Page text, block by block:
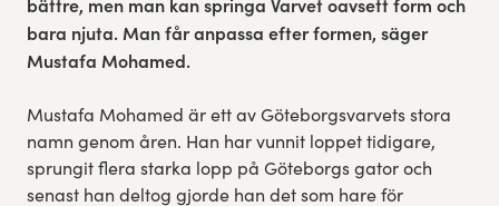
bara njuta. Man får anpassa efter formen, säger
Mustafa Mohamed.
Mustafa Mohamed är ett av Göteborgsvarvets stora
namn genom åren. Han har vunnit loppet tidigare,
sprungit flera starka lopp på Göteborgs gator och
senast han deltog gjorde han det som hare för